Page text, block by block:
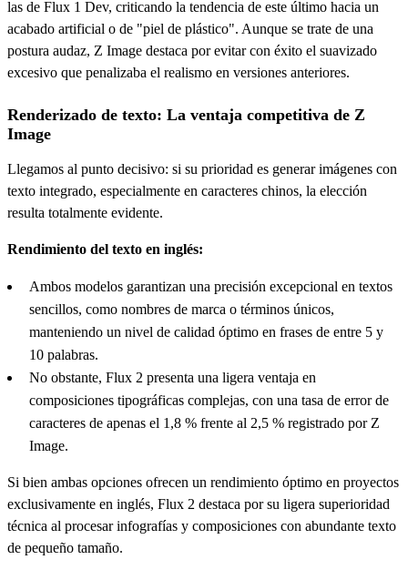
las de Flux 1 Dev, criticando la tendencia de este último hacia un
acabado artificial o de "piel de plástico". Aunque se trate de una
postura audaz, Z Image destaca por evitar con éxito el suavizado
excesivo que penalizaba el realismo en versiones anteriores.
Renderizado de texto: La ventaja competitiva de Z
Image
Llegamos al punto decisivo: si su prioridad es generar imágenes con
texto integrado, especialmente en caracteres chinos, la elección
resulta totalmente evidente.
Rendimiento del texto en inglés:
Ambos modelos garantizan una precisión excepcional en textos
sencillos, como nombres de marca o términos únicos,
manteniendo un nivel de calidad óptimo en frases de entre 5 y
10 palabras.
No obstante, Flux 2 presenta una ligera ventaja en
composiciones tipográficas complejas, con una tasa de error de
caracteres de apenas el 1,8 % frente al 2,5 % registrado por Z
Image.
Si bien ambas opciones ofrecen un rendimiento óptimo en proyectos
exclusivamente en inglés, Flux 2 destaca por su ligera superioridad
técnica al procesar infografías y composiciones con abundante texto
de pequeño tamaño.